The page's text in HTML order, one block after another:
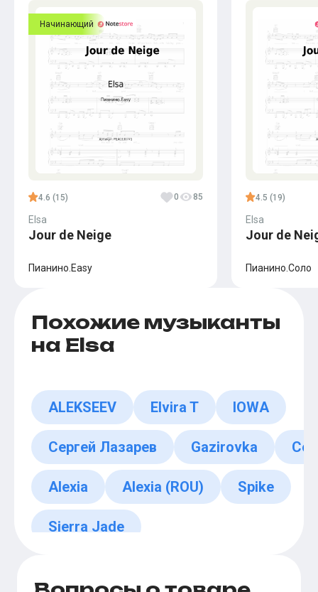
Начинающий
4.6 (15) 0 85
Elsa
Jour de Neige
Пианино.Easy
4.5 (19)
Elsa
Jour de
Пианино.Соло
Похожие музыканты
на Elsa
ALEKSEEV Elvira T IOWA
Сергей Лазарев Gazirovka
Alexia Alexia (ROU) Spike
Sierra Jade